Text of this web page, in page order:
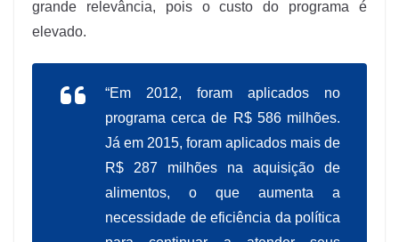
grande relevância, pois o custo do programa é
elevado.
“Em 2012, foram aplicados no
programa cerca de R$ 586 milhões.
Já em 2015, foram aplicados mais de
R$ 287 milhões na aquisição de
alimentos, o que aumenta a
necessidade de eficiência da política